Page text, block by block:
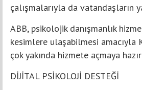
çalışmalarıyla da vatandaşların
ABB, psikolojik danışmanlık
kesimlere ulaşabilmesi amacıyla
çok yakında hizmete açmaya
DİJİTAL PSİKOLOJİ DESTEĞİ